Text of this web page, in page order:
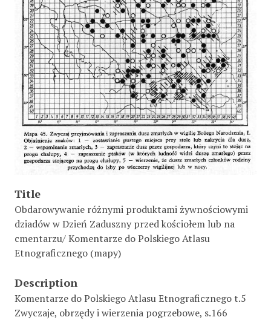
Title
Obdarowywanie różnymi produktami żywnościowymi
dziadów w Dzień Zaduszny przed kościołem lub na
cmentarzu/ Komentarze do Polskiego Atlasu
Etnograficznego (mapy)
Description
Komentarze do Polskiego Atlasu Etnograficznego t.5
Zwyczaje, obrzędy i wierzenia pogrzebowe, s.166